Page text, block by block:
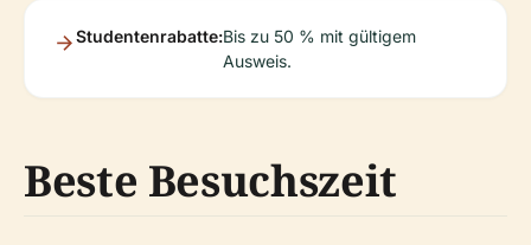
Studentenrabatte:Bis zu 50 % mit gültigem
Ausweis.
Beste Besuchszeit